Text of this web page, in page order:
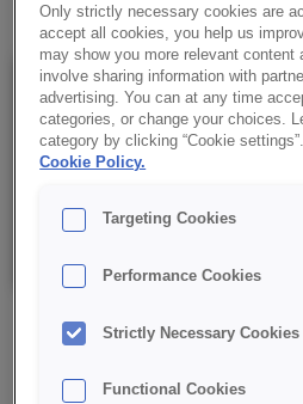
Szczegóły
Opakowanie: 15 kg netto.
ZAPYTAJ O
Only strictly necessary cookies are
accept all cookies, you help us
may show you more relevant content
involve sharing information with
advertising. You can at any time
categories, or change your choices.
category by clicking “Cookie
Cookie Policy.
Targeting Cookies
Performance Cookies
Strictly Necessary Cookies
Functional Cookies